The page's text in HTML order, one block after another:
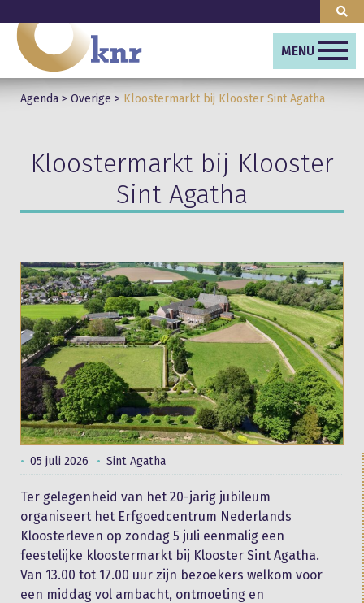
MENU
Agenda > Overige > Kloostermarkt bij Klooster Sint Agatha
Kloostermarkt bij Klooster
Sint Agatha
05 juli 2026 Sint Agatha
Ter gelegenheid van het 20-jarig jubileum
organiseert het Erfgoedcentrum Nederlands
Kloosterleven op zondag 5 juli eenmalig een
feestelijke kloostermarkt bij Klooster Sint Agatha.
Van 13.00 tot 17.00 uur zijn bezoekers welkom voor
een middag vol ambacht, ontmoeting en